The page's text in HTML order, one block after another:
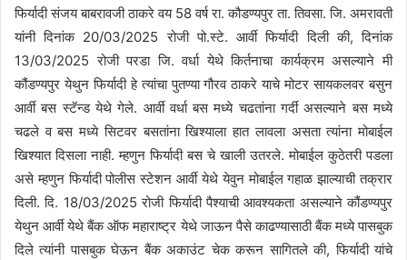
n
e
m
a
फिर्यादी संजय बाबरावजी ठाकरे वय 58 वर्ष रा. कौडण्यपुर ता. तिवसा. जि. अमरावती
यांनी दिनांक 20/03/2025 रोजी पो.स्टे. आर्वी फिर्यादी दिली की, दिनांक
13/03/2025 रोजी परडा जि. वर्धा येथे किर्तनाचा कार्यक्रम असल्याने मी
कौंडण्यपुर येथुन फिर्यादी हे त्यांचा पुतण्या गौरव ठाकरे याचे मोटर सायकलवर बसुन
आर्वी बस स्टॅन्ड येथे गेले. आर्वी वर्धा बस मध्ये चढतांना गर्दी असल्याने बस मध्ये
चढले व बस मध्ये सिटवर बसतांना खिश्याला हात लावला असता त्यांना मोबाईल
खिश्यात दिसला नाही. म्हणुन फिर्यादी बस चे खाली उतरले. मोबाईल कुठेतरी पडला
असे म्हणुन फिर्यादी पोलीस स्टेशन आर्वी येथे येवुन मोबाईल गहाळ झाल्याची तक्रार
दिली. दि. 18/03/2025 रोजी फिर्यादी पैश्याची आवश्यकता असल्याने कौंडण्यपुर
येथुन आर्वी येथे बैंक ऑफ महाराष्ट्र येथे जाऊन पैसे काढण्यासाठी बैंक मध्ये पासबुक
दिले त्यांनी पासबुक घेऊन बैंक अकाउंट चेक करून सागितले की, फिर्यादी यांचे